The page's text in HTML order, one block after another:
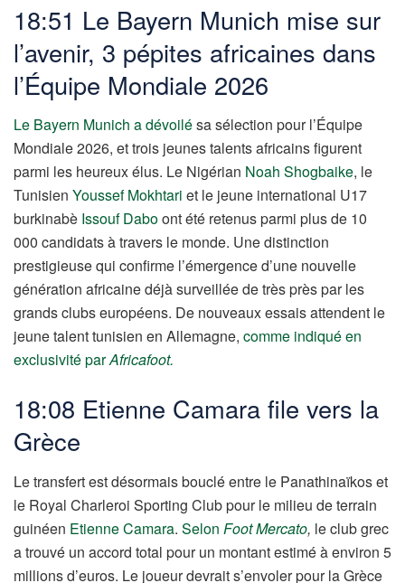
18:51 Le Bayern Munich mise sur
l’avenir, 3 pépites africaines dans
l’Équipe Mondiale 2026
Le Bayern Munich a dévoilésa sélection pour l’Équipe
Mondiale 2026, et trois jeunes talents africains figurent
parmi les heureux élus. Le Nigérian Noah Shogbaike, le
Tunisien Youssef Mokhtari et le jeune international U17
burkinabè Issouf Daboont été retenus parmi plus de 10
000 candidats à travers le monde. Une distinction
prestigieuse qui confirme l’émergence d’une nouvelle
génération africaine déjà surveillée de très près par les
grands clubs européens. De nouveaux essais attendent le
jeune talent tunisien en Allemagne, comme indiqué en
exclusivité parAfricafoot.
18:08 Etienne Camara file vers la
Grèce
Le transfert est désormais bouclé entre le Panathinaïkos et
le Royal Charleroi Sporting Club pour le milieu de terrain
guinéen Etienne Camara. Selon Foot Mercato, le club grec
a trouvé un accord total pour un montant estimé à environ 5
millions d’euros. Le joueur devrait s’envoler pour la Grèce